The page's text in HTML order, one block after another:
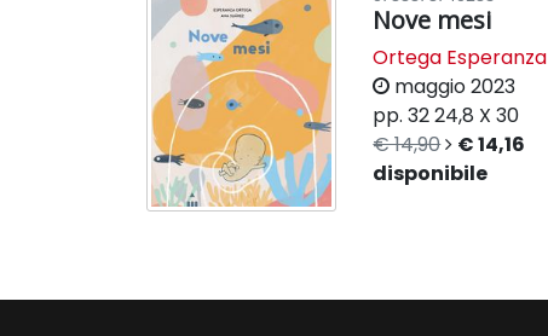
Nove mesi
Ortega Esperanza
maggio 2023
pp. 3224,8 X 30
€ 14,90
€ 14,16
disponibile